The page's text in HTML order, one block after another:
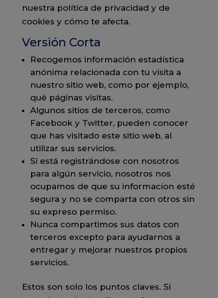
nuestra política de privacidad y de
cookies y cómo te afecta.
Versión Corta
Recogemos información estadística
anónima relacionada con tu visita a
nuestro sitio web, como por ejemplo,
qué páginas visitas.
Algunos sitios de terceros, como
Facebook y Twitter, pueden conocer
que has visitado este sitio web, al
utilizar sus servicios.
Si está registrándose con nosotros
para algún servicio, nosotros nos
ocupamos de que su informacíon esté
segura y no se comparta con otros sin
su expreso permiso.
Nunca compartimos sus datos con
terceros excepto para ayudarnos a
entregar y mejorar nuestros propios
servicios.
Estos son solo los puntos claves. Si